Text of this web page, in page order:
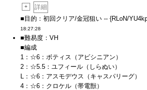
+
詳細
■目的：初回クリア/金冠狙い -- {RLoN/
18:27:28
■難易度：VH
■編成
1：☆6：ボティス（アビシニアン）
2：☆5.5：ユフィール（しらぬい）
L：☆6：アスモデウス（キャスパリーグ）
4：☆6：クロケル（帯電獣）